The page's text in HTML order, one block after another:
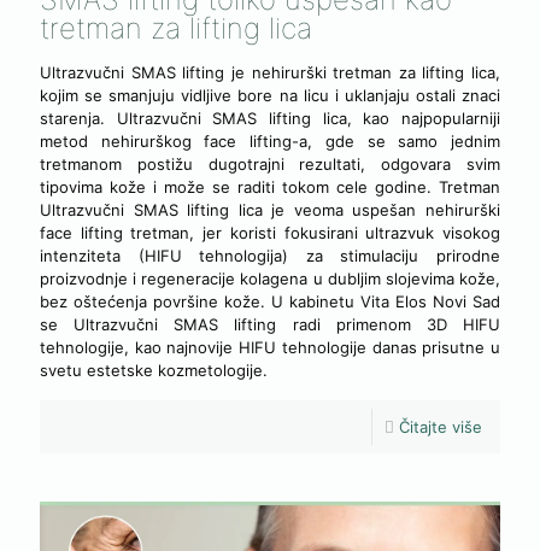
tretman za lifting lica
Ultrazvučni SMAS lifting je nehirurški tretman za lifting lica,
kojim se smanjuju vidljive bore na licu i uklanjaju ostali znaci
starenja. Ultrazvučni SMAS lifting lica, kao najpopularniji
metod nehirurškog face lifting-a, gde se samo jednim
tretmanom postižu dugotrajni rezultati, odgovara svim
tipovima kože i može se raditi tokom cele godine. Tretman
Ultrazvučni SMAS lifting lica je veoma uspešan nehirurški
face lifting tretman, jer koristi fokusirani ultrazvuk visokog
intenziteta (HIFU tehnologija) za stimulaciju prirodne
proizvodnje i regeneracije kolagena u dubljim slojevima kože,
bez oštećenja površine kože. U kabinetu Vita Elos Novi Sad
se Ultrazvučni SMAS lifting radi primenom 3D HIFU
tehnologije, kao najnovije HIFU tehnologije danas prisutne u
svetu estetske kozmetologije.
Čitajte više